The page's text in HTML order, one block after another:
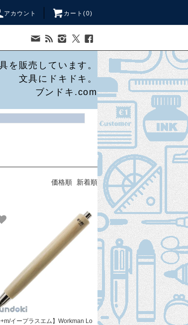
アカウント カート(0)
を販売しています。
文具にドキドキ。
ブンドキ.com
価格順 新着順
イープラスエム】Workman Lo